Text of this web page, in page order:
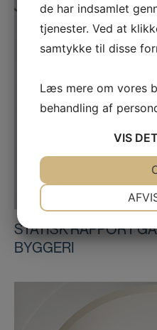
STATISK RAPPORT
BYGGERI
de har indsamlet
tjenester. Ved at
samtykke til disse
Læs mere om vores
behandling af
VIS